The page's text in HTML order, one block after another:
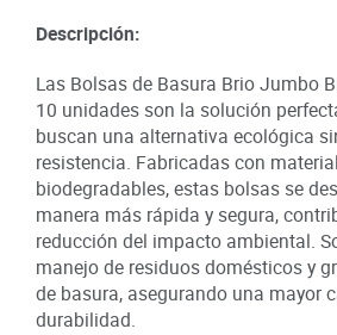
Descripción:
Las Bolsas de Basura Brio Jumbo
10 unidades son la solución
buscan una alternativa ecológica
resistencia. Fabricadas con
biodegradables, estas bolsas se
manera más rápida y segura,
reducción del impacto ambiental.
manejo de residuos domésticos y
de basura, asegurando una mayor
durabilidad.